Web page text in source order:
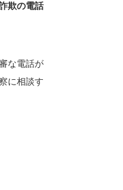
欺の電話
な電話が
に相談す